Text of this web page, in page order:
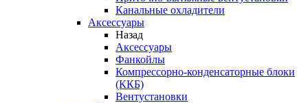
Канальные охладители
Аксессуары
Назад
Аксессуары
Фанкойлы
Компрессорно-конденсаторные блоки
(ККБ)
Вентустановки